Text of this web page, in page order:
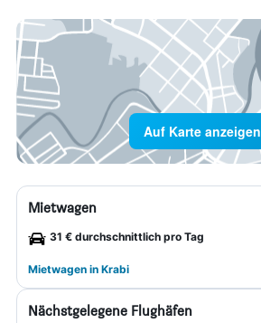
Auf Karte anzeigen
Mietwagen
31 € durchschnittlich pro Tag
Mietwagen in Krabi
Nächstgelegene Flughäfen